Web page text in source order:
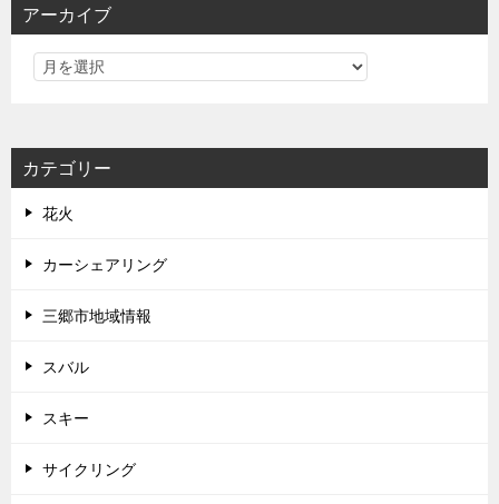
アーカイブ
カテゴリー
花火
カーシェアリング
三郷市地域情報
スバル
スキー
サイクリング